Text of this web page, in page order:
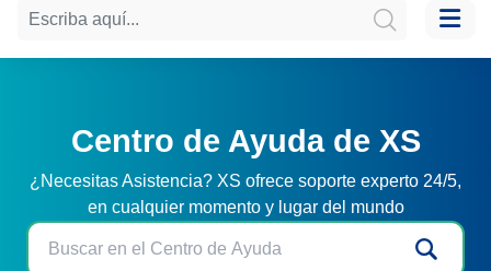
Centro de Ayuda de XS
¿Necesitas Asistencia? XS ofrece soporte experto 24/5,
en cualquier momento y lugar del mundo